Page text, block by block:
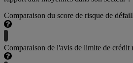
Comparaison du score de risque de
Comparaison de l'avis de limite de crédit